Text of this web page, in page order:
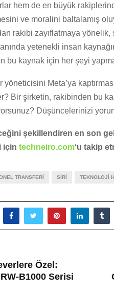
hem de en büyük
ve moralini baltalamış
rakibi zayıflatmaya
yetenekli insan
bu kaynak için her şeyi
yöneticisini Meta’ya
Bir şirketin, rakibinden bu
Düşüncelerinizi
şekillendiren en son
için techneiro.com‘u takip
TRANSFERI SIRI TEKNOLOJI
Özel:
B1000 Serisi